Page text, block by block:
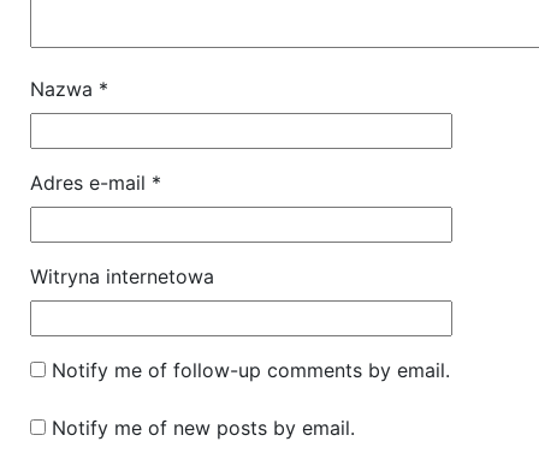
Nazwa *
Adres e-mail *
Witryna internetowa
Notify me of follow-up comments by email.
Notify me of new posts by email.